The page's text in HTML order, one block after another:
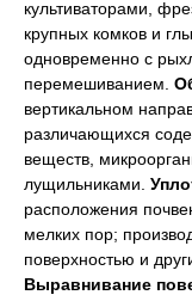
культиваторами,
крупных комков и
одновременно с
перемешиванием.
вертикальном
различающихся
веществ,
лущильниками.
расположения
мелких пор;
поверхностью и
Выравнивание